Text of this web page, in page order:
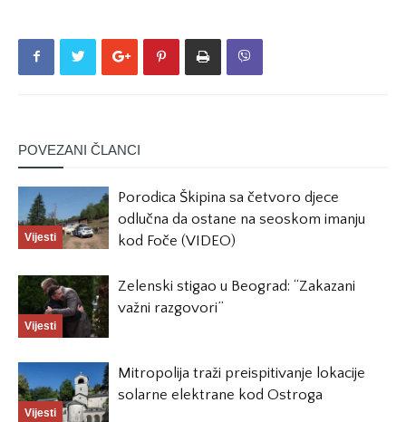
POVEZANI ČLANCI
Vijesti
Porodica Škipina sa četvoro djece
odlučna da ostane na seoskom imanju
kod Foče (VIDEO)
Vijesti
Zelenski stigao u Beograd: “Zakazani
važni razgovori”
Vijesti
Mitropolija traži preispitivanje lokacije
solarne elektrane kod Ostroga